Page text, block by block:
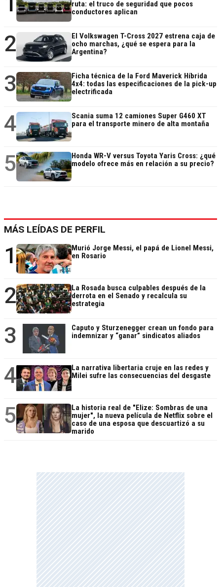
ruta: el truco de seguridad que pocos
conductores aplican
2
El Volkswagen T-Cross 2027 estrena caja de
ocho marchas, ¿qué se espera para la
Argentina?
3
Ficha técnica de la Ford Maverick Híbrida
4x4: todas las especificaciones de la pick-up
electrificada
4
Scania suma 12 camiones Super G460 XT
para el transporte minero de alta montaña
5
Honda WR-V versus Toyota Yaris Cross: ¿qué
modelo ofrece más en relación a su precio?
MÁS LEÍDAS DE PERFIL
1
Murió Jorge Messi, el papá de Lionel Messi,
en Rosario
2
La Rosada busca culpables después de la
derrota en el Senado y recalcula su
estrategia
3
Caputo y Sturzenegger crean un fondo para
indemnizar y “ganar” sindicatos aliados
4
La narrativa libertaria cruje en las redes y
Milei sufre las consecuencias del desgaste
5
La historia real de "Elize: Sombras de una
mujer", la nueva película de Netflix sobre el
caso de una esposa que descuartizó a su
marido